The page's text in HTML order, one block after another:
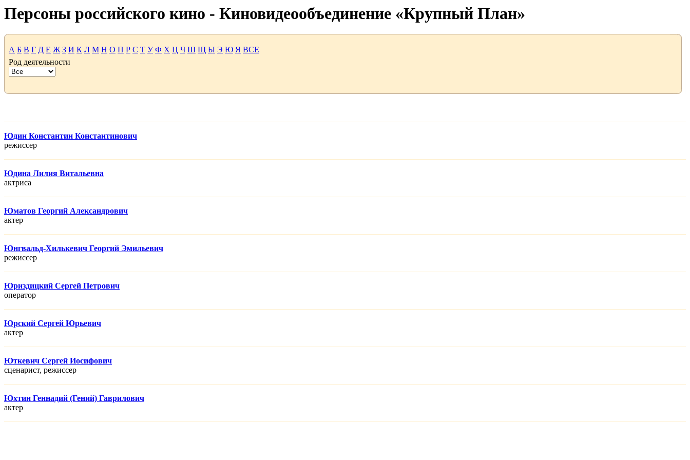
Персоны российского кино - Киновидеообъединение «Крупный План»
А Б В Г Д Е Ж З И К Л М Н О П Р С Т У Ф Х Ц Ч Ш Щ Ы Э Ю Я ВСЕ
Род деятельности
Юдин Константин Константинович
режисcер
Юдина Лилия Витальевна
актриса
Юматов Георгий Александрович
актер
Юнгвальд-Хилькевич Георгий Эмильевич
режисcер
Юриздицкий Сергей Петрович
оператор
Юрский Сергей Юрьевич
актер
Юткевич Сергей Иосифович
сценарист, режисcер
Юхтин Геннадий (Гений) Гаврилович
актер